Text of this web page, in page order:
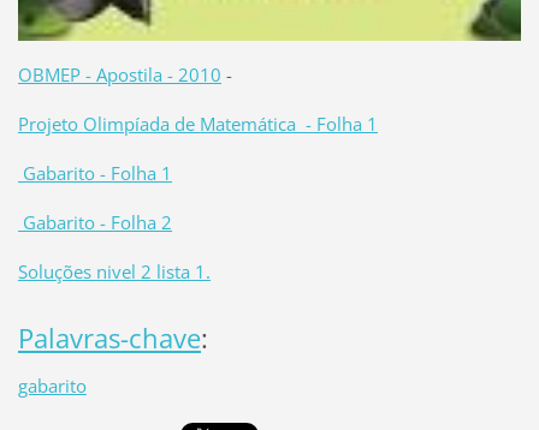
OBMEP - Apostila - 2010 -
Projeto Olimpíada de Matemática - Folha 1
Gabarito - Folha 1
Gabarito - Folha 2
Soluções nivel 2 lista 1.
Palavras-chave:
gabarito